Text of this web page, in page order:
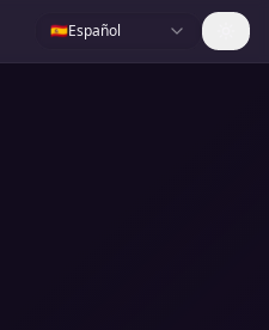
🇪🇸Español